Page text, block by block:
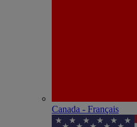
Canada - Français